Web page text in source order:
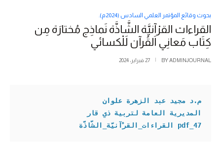
بحوث وقائع المؤتمر العلمي السادس (2024م).
القراءات القرْآنيَّة الشَّاذَّة نَماذِج مُختارَة مِن
كِتَاب مَعانِي اَلقُرآن لَلْكسائي
BYADMINJOURNAL 27 فبراير، 2024
م.د مجيد عبد الزهرة علوان
المديرية العامة لتربية ذي قار
47_pdf القراءات_القرْآنيَّة_الشَّاذَّة